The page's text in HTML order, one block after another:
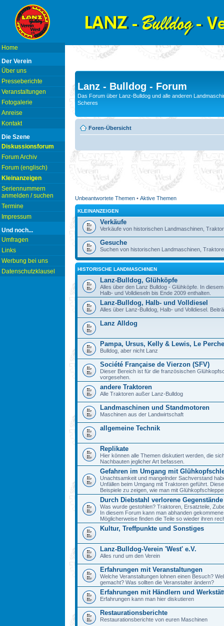
Home
Der Verein
Über uns
Presseberichte
Veranstaltungen
Fotogalerie
Anreise
Kontakt
Die Szene
Diskussionsforum
Forum Archiv
Forum (englisch)
Kleinanzeigen
Seriennummern
anmelden / suchen
Termine
Impressum
Und noch...
Umfragen
Links
Werbung bei uns
Datenschutzklausel
Lanz - Bulldog - Forum
Das Forum über Lanz-Bulldog und alle anderen
Scheres
Foren-Übersicht
Unbeantwortete Themen • Aktive Themen
KLEINANZEIGEN
Verkäufe
Verkäufe von historischen Landmaschinen,
Gesuche
Suchen von historischen Landmaschinen,
HISTORISCHE LANDMASCHINEN
Lanz-Bulldog, Glühköpfe
Alles über den Lanz Bulldog - Glühköpfe. In
Halb- und Volldieseln bis Ende 2009 enthalten.
Lanz-Bulldog, Halb- und Volldiesel
Alles über Lanz-Bulldog, Halb- und Volldiesel.
Lanz Alldog
Pampa, Ursus, Kelly & Lewis, Le
Bulldog, aber nicht Lanz
Société Française de Vierzon (SFV)
Dieser Bereich ist für die französischen
vorgesehen.
andere Traktoren
Alle Traktoren außer Lanz-Bulldog
Landmaschinen und Standmotoren
Maschinen aus der Landwirtschaft
allgemeine Technik
Replikate
Hier können alle Themen diskutiert werden, die
Nachbauten jeglicher Art befassen.
Gefahren im Umgang mit
Unachtsamkeit und mangelnder Sachverstand
Unfällen beim Umgang mit Traktoren geführt.
Beispiele zu zeigen, wie man mit
Durch Diebstahl verlorene Gegenstände
Was wurde gestohlen? Traktoren, Ersatzteile,
In diesem Forum kann man abhanden
Möglicherweise finden die Teile so wieder ihren
Kultur, Treffpunkte und Sonstiges
Lanz-Bulldog-Verein 'West' e.V.
Alles rund um den Verein
Erfahrungen mit Veranstaltungen
Welche Veranstaltungen lohnen einen Besuch?
gemacht? Was sollten die Veranstalter ändern?
Erfahrungen mit Händlern und
Erfahrungen kann man hier diskutieren
Restaurationsberichte
Restaurationsberichte von euren Maschinen